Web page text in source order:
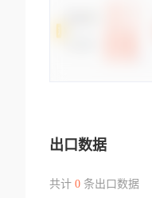
出口数据
共计 0条出口数据